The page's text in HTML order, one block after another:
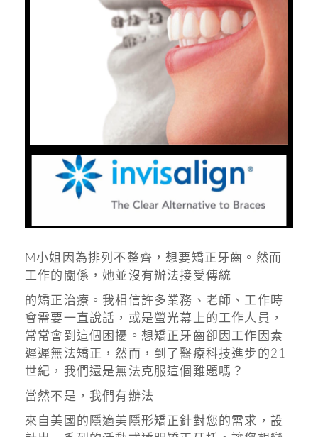
M小姐因為排列不整齊，想要矯正牙齒。然而
工作的關係，她並沒有辦法接受傳統
的矯正治療。我相信許多業務、老師、工作時
會需要一直說話，或是螢光幕上的工作人員，
常常會到這個困擾。想矯正牙齒卻因工作因素
遲遲無法矯正，然而，到了醫療科技進步的21
世紀，我們還是無法克服這個難題嗎？
當然不是，我們有辦法
來自美國的隱適美隱形矯正針對您的需求，設